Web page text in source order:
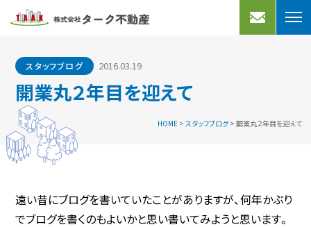
売りたい
不動産売却
買取プラン
よくあるご質問
買取実績
宅地分譲
借りたい
アクセス
スタッフブログ 2016.03.19
開業丸２年目を迎えて
HOME> スタッフブログ> 開業丸２年目を迎えて
遠い昔にブログを書いていたことがありますが、何年かぶり
でブログを書くのもよいかと思い書いてみようと思います。